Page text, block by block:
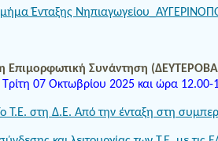
Ένταξης
Επιμορφωτική Συνάντηση
Τρίτη 07 Οκτωβρίου 2025 και ώρα 12.00-
Τ.Ε. στη Δ.Ε. Από την ένταξη στη